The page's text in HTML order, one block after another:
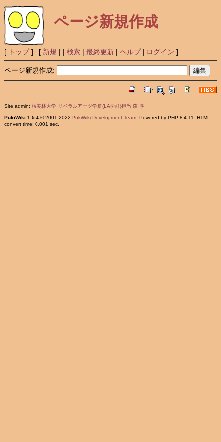
ページ新規作成
[ トップ] [ 新規 | | 検索| 最終更新| ヘルプ| ログイン ]
ページ新規作成:
Site admin: 桜美林大学 リベラルアーツ学群(LA学群)担当 森 厚
PukiWiki 1.5.4© 2001-2022 PukiWiki Development Team. Powered by PHP 8.4.11. HTML
convert time: 0.001 sec.